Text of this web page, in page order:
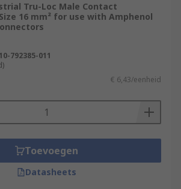
Tru-Loc Male Contact
16 mm² for use with Amphenol
792385-011
€ 6,43/eenheid
Toevoegen
Datasheets